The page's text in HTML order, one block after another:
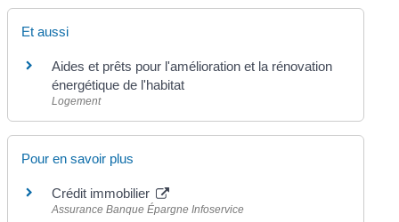
Et aussi
Aides et prêts pour l'amélioration et la rénovation
énergétique de l'habitat
Logement
Pour en savoir plus
Crédit immobilier
Assurance Banque Épargne Infoservice